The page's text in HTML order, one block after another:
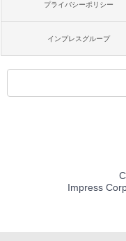
プライバシーポリシー
インプレスグループ
Impress